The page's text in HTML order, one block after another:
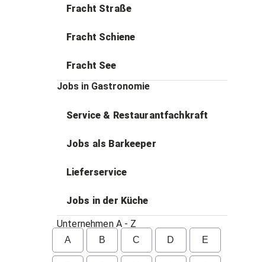
Fracht Straße
Fracht Schiene
Fracht See
Jobs in Gastronomie
Service & Restaurantfachkraft
Jobs als Barkeeper
Lieferservice
Jobs in der Küche
Unternehmen A - Z
A B C D E